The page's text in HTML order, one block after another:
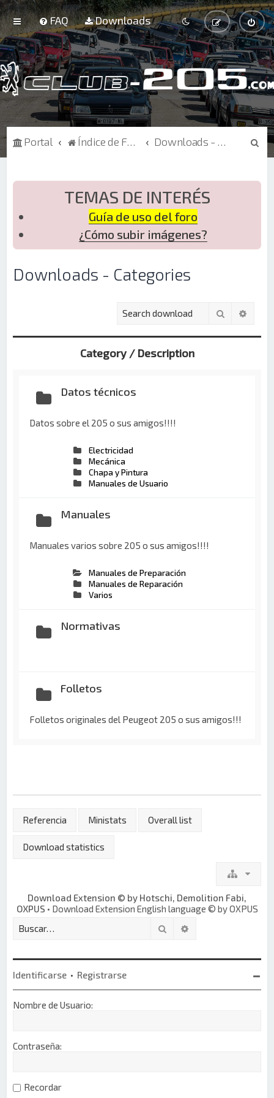
FAQ Downloads
Portal Índice de Foros Downloads - Categories
B
TEMAS DE INTERÉS
Guía de uso del foro
¿Cómo subir imágenes?
Downloads - Categories
Buscar
Category / Description
Datos técnicos
Datos sobre el 205 o sus amigos!!!!
Electricidad
Mecánica
Chapa y Pintura
Manuales de Usuario
Manuales
Manuales varios sobre 205 o sus amigos!!!!
Manuales de Preparación
Manuales de Reparación
Varios
Normativas
Folletos
Folletos originales del Peugeot 205 o sus amigos!!!
Referencia Ministats Overall list
Download statistics
Download Extension © by Hotschi, Demolition Fabi,
OXPUS • Download Extension English language © by OXPUS
Buscar
Identificarse • Registrarse
Nombre de Usuario:
Contraseña:
Recordar